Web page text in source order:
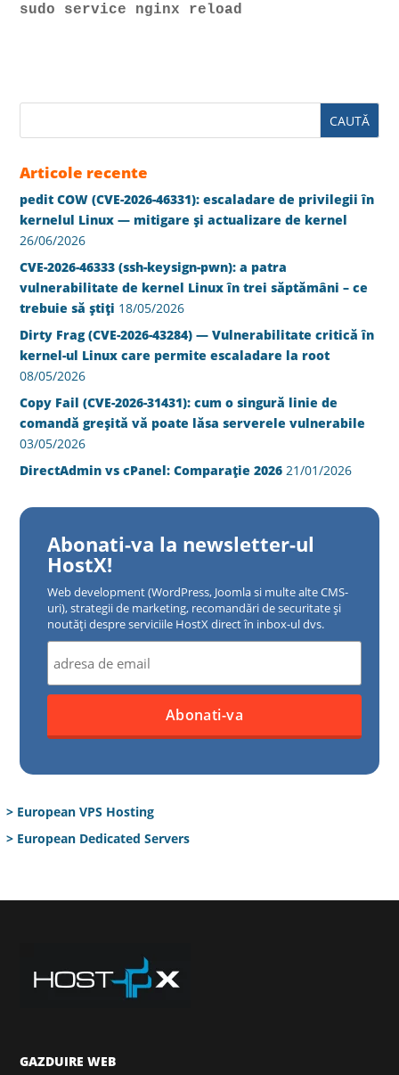
sudo service nginx reload
Articole recente
pedit COW (CVE-2026-46331): escaladare de privilegii în
kernelul Linux — mitigare și actualizare de kernel
26/06/2026
CVE-2026-46333 (ssh-keysign-pwn): a patra
vulnerabilitate de kernel Linux în trei săptămâni – ce
trebuie să știți 18/05/2026
Dirty Frag (CVE-2026-43284) — Vulnerabilitate critică în
kernel-ul Linux care permite escaladare la root
08/05/2026
Copy Fail (CVE-2026-31431): cum o singură linie de
comandă greșită vă poate lăsa serverele vulnerabile
03/05/2026
DirectAdmin vs cPanel: Comparație 2026 21/01/2026
Abonati-va la newsletter-ul
HostX!
Web development (WordPress, Joomla si multe alte CMS-
uri), strategii de marketing, recomandări de securitate și
noutăți despre serviciile HostX direct în inbox-ul dvs.
> European VPS Hosting
> European Dedicated Servers
GAZDUIRE WEB